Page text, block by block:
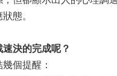
態。
決的完成呢？
個提醒：